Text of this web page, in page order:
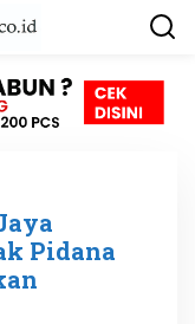
Pidana